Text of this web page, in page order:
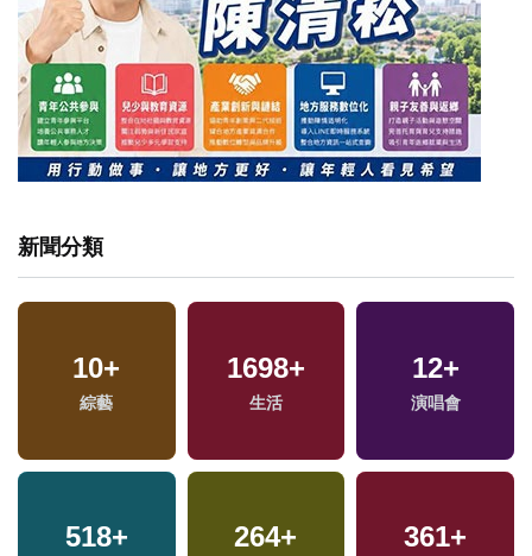
新聞分類
10+
綜藝
1698+
生活
12+
演唱會
518+ 264+ 361+